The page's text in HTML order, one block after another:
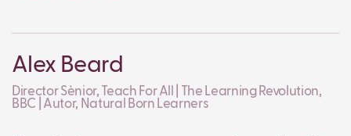
Alex Beard
Director Sènior, Teach For All | The Learning Revolution,
BBC | Autor, Natural Born Learners